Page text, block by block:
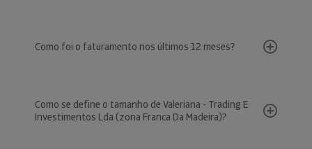
Como foi o faturamento nos últimos 12 meses?
Como se define o tamanho de Valeriana - Trading E
Investimentos Lda (zona Franca Da Madeira)?